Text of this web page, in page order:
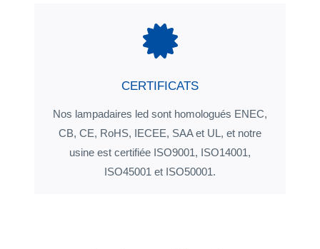
CERTIFICATS
Nos lampadaires led sont homologués ENEC,
CB, CE, RoHS, IECEE, SAA et UL, et notre
usine est certifiée ISO9001, ISO14001,
ISO45001 et ISO50001.